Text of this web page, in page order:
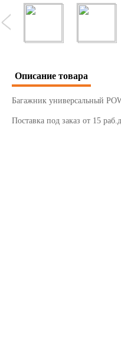
Описание товара
Багажник универсальный
Поставка под заказ от 15